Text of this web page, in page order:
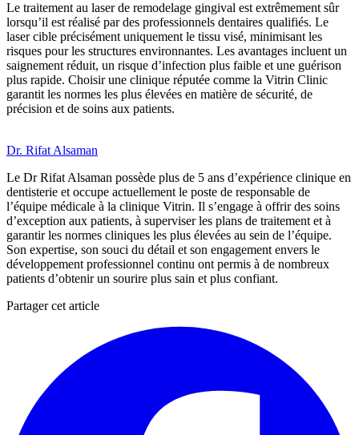
Le traitement au laser de remodelage gingival est extrêmement sûr
lorsqu’il est réalisé par des professionnels dentaires qualifiés. Le
laser cible précisément uniquement le tissu visé, minimisant les
risques pour les structures environnantes. Les avantages incluent un
saignement réduit, un risque d’infection plus faible et une guérison
plus rapide. Choisir une clinique réputée comme la Vitrin Clinic
garantit les normes les plus élevées en matière de sécurité, de
précision et de soins aux patients.
Dr. Rifat Alsaman
Le Dr Rifat Alsaman possède plus de 5 ans d’expérience clinique en
dentisterie et occupe actuellement le poste de responsable de
l’équipe médicale à la clinique Vitrin. Il s’engage à offrir des soins
d’exception aux patients, à superviser les plans de traitement et à
garantir les normes cliniques les plus élevées au sein de l’équipe.
Son expertise, son souci du détail et son engagement envers le
développement professionnel continu ont permis à de nombreux
patients d’obtenir un sourire plus sain et plus confiant.
Partager cet article